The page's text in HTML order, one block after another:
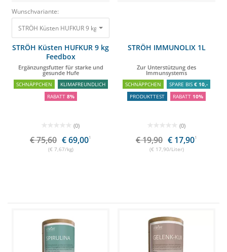
Wunschvariante:
STRÖH Küsten HUFKUR 9 kg Feedbox Ergänzungsfutter für starke und
STRÖH Küsten HUFKUR 9 kg
Feedbox
Ergänzungsfutter für starke und
gesunde Hufe
SCHNÄPPCHEN
KLIMAFREUNDLICH
RABATT 8%
(0)
€ 75,60 € 69,001
(€ 7,67/kg)
STRÖH IMMUNOLIX 1L
Zur Unterstützung des
Immunsystems
SCHNÄPPCHEN SPARE BIS € 10,-
PRODUKTTEST
RABATT 10%
(0)
€ 19,90 € 17,901
(€ 17,90/Liter)